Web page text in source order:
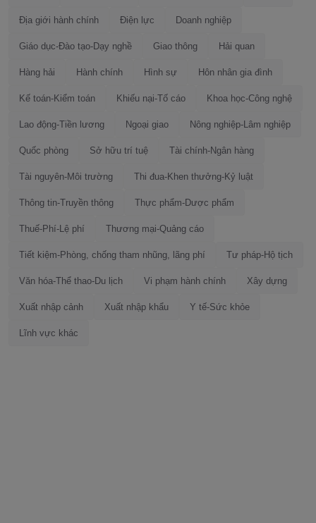
Địa giới hành chính Điện lực Doanh nghiệp
Giáo dục-Đào tạo-Dạy nghề Giao thông Hải quan
Hàng hải Hành chính Hình sự Hôn nhân gia đình
Kế toán-Kiểm toán Khiếu nại-Tố cáo Khoa học-Công nghệ
Lao động-Tiền lương Ngoại giao Nông nghiệp-Lâm nghiệp
Quốc phòng Sở hữu trí tuệ Tài chính-Ngân hàng
Tài nguyên-Môi trường Thi đua-Khen thưởng-Kỷ luật
Thông tin-Truyền thông Thực phẩm-Dược phẩm
Thuế-Phí-Lệ phí Thương mại-Quảng cáo
Tiết kiệm-Phòng, chống tham nhũng, lãng phí Tư pháp-Hộ tịch
Văn hóa-Thể thao-Du lịch Vi phạm hành chính Xây dựng
Xuất nhập cảnh Xuất nhập khẩu Y tế-Sức khỏe
Lĩnh vực khác